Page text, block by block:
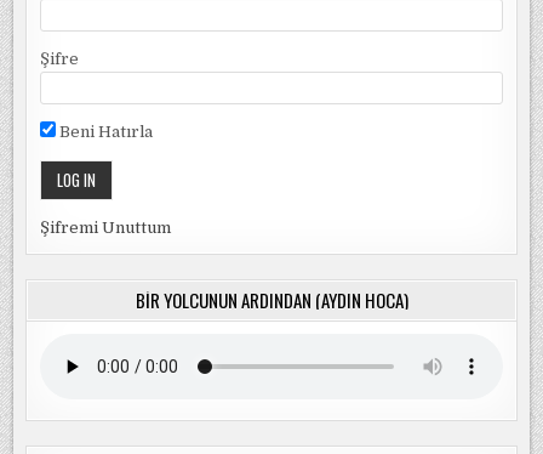
Şifre
Beni Hatırla
Şifremi Unuttum
BIR YOLCUNUN ARDINDAN (AYDIN HOCA)